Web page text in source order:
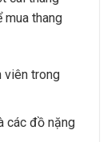
mua thang
viên trong
các đồ nặng